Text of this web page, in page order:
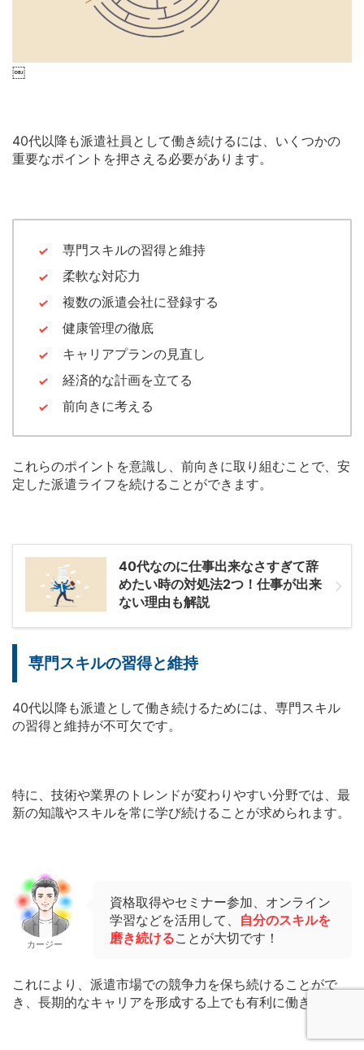
￼
40代以降も派遣社員として働き続けるには、いくつかの
重要なポイントを押さえる必要があります。
専門スキルの習得と維持
柔軟な対応力
複数の派遣会社に登録する
健康管理の徹底
キャリアプランの見直し
経済的な計画を立てる
前向きに考える
これらのポイントを意識し、前向きに取り組むことで、安
定した派遣ライフを続けることができます。
40代なのに仕事出来なさすぎて辞
めたい時の対処法2つ！仕事が出来
ない理由も解説
専門スキルの習得と維持
40代以降も派遣として働き続けるためには、専門スキル
の習得と維持が不可欠です。
特に、技術や業界のトレンドが変わりやすい分野では、最
新の知識やスキルを常に学び続けることが求められます。
カージー
資格取得やセミナー参加、オンライン
学習などを活用して、 自分のスキルを
磨き続けることが大切です！
これにより、派遣市場での競争力を保ち続けることがで
き、長期的なキャリアを形成する上でも有利に働きます。